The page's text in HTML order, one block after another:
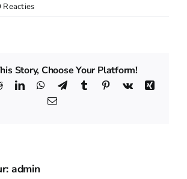
Reacties
Story, Choose Your Platform!
RedditLinkedInWhatsApp
TelegramTumblr Pinterest
Vk
Xing
E-
admin